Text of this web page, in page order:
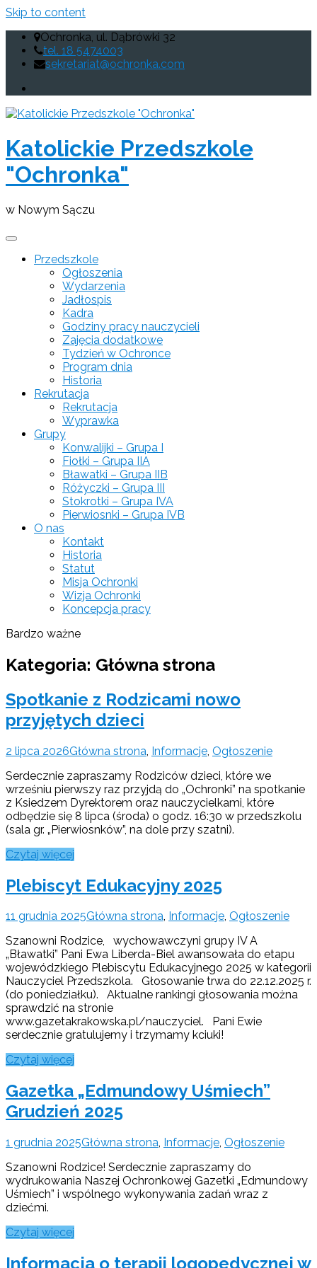
Skip to content
Ochronka, ul. Dąbrówki 32
tel. 18 5474003
sekretariat@ochronka.com
Katolickie Przedszkole
"Ochronka"
w Nowym Sączu
Przedszkole
Ogłoszenia
Wydarzenia
Jadłospis
Kadra
Godziny pracy nauczycieli
Zajęcia dodatkowe
Tydzień w Ochronce
Program dnia
Historia
Rekrutacja
Rekrutacja
Wyprawka
Grupy
Konwalijki – Grupa I
Fiołki – Grupa IIA
Bławatki – Grupa IIB
Różyczki – Grupa III
Stokrotki – Grupa IVA
Pierwiosnki – Grupa IVB
O nas
Kontakt
Historia
Statut
Misja Ochronki
Wizja Ochronki
Koncepcja pracy
Bardzo ważne
Kategoria: Główna strona
Spotkanie z Rodzicami nowo
przyjętych dzieci
2 lipca 2026Główna strona Informacje Ogłoszenie
Serdecznie zapraszamy Rodziców dzieci, które we
wrześniu pierwszy raz przyjdą do „Ochronki” na spotkanie
z Ksiedzem Dyrektorem oraz nauczycielkami, które
odbędzie się 8 lipca (środa) o godz. 16:30 w przedszkolu
(sala gr. „Pierwiosnków”, na dole przy szatni).
Czytaj więcej
Plebiscyt Edukacyjny 2025
11 grudnia 2025Główna strona, Informacje, Ogłoszenie
Szanowni Rodzice, wychowawczyni grupy IV A
„Bławatki” Pani Ewa Liberda-Biel awansowała do etapu
wojewódzkiego Plebiscytu Edukacyjnego 2025 w kategorii
Nauczyciel Przedszkola. Głosowanie trwa do 22.12.2025 r.
(do poniedziałku). Aktualne rankingi głosowania można
sprawdzić na stronie
www.gazetakrakowska.pl/nauczyciel. Pani Ewie
serdecznie gratulujemy i trzymamy kciuki!
Czytaj więcej
Gazetka „Edmundowy Uśmiech”
Grudzień 2025
1 grudnia 2025Główna strona, Informacje, Ogłoszenie
Szanowni Rodzice! Serdecznie zapraszamy do
wydrukowania Naszej Ochronkowej Gazetki „Edmundowy
Uśmiech” i wspólnego wykonywania zadań wraz z
dziećmi.
Czytaj więcej
Informacja o terapii logopedycznej w